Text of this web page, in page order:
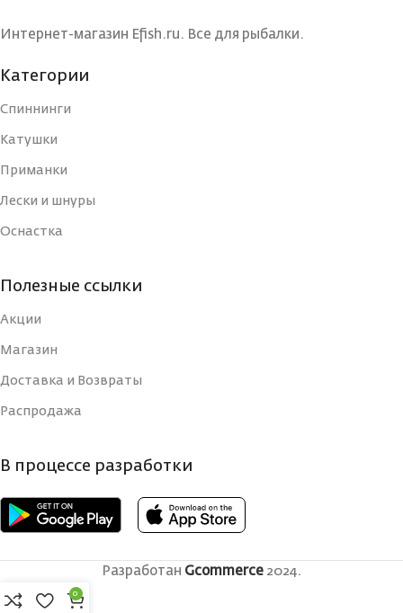
Интернет-магазин Efish.ru. Все для рыбалки.
Категории
Спиннинги
Катушки
Приманки
Лески и шнуры
Оснастка
Полезные ссылки
Акции
Магазин
Доставка и Возвраты
Распродажа
В процессе разработки
Разработан Gcommerce 2024.
0